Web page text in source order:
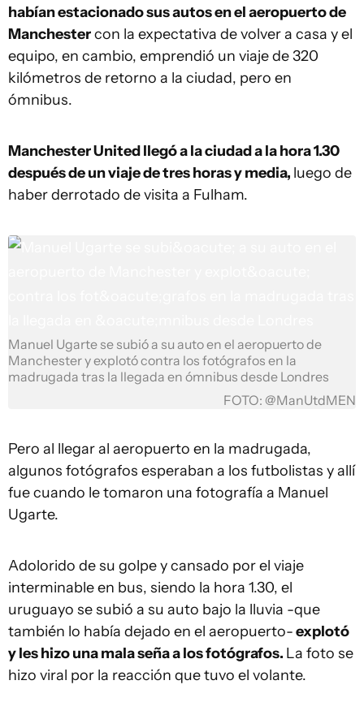
habían estacionado sus autos en el aeropuerto de
Manchestercon la expectativa de volver a casa y el
equipo, en cambio, emprendió un viaje de 320
kilómetros de retorno a la ciudad, pero en
ómnibus.
Manchester United llegó a la ciudad a la hora 1.30
después de un viaje de tres horas y media, luego de
haber derrotado de visita a Fulham.
Manuel Ugarte se subió a su auto en el aeropuerto de
Manchester y explotó contra los fotógrafos en la
madrugada tras la llegada en ómnibus desde Londres
FOTO: @ManUtdMEN
Pero al llegar al aeropuerto en la madrugada,
algunos fotógrafos esperaban a los futbolistas y allí
fue cuando le tomaron una fotografía a Manuel
Ugarte.
Adolorido de su golpe y cansado por el viaje
interminable en bus, siendo la hora 1.30, el
uruguayo se subió a su auto bajo la lluvia -que
también lo había dejado en el aeropuerto-explotó
y les hizo una mala seña a los fotógrafos. La foto se
hizo viral por la reacción que tuvo el volante.